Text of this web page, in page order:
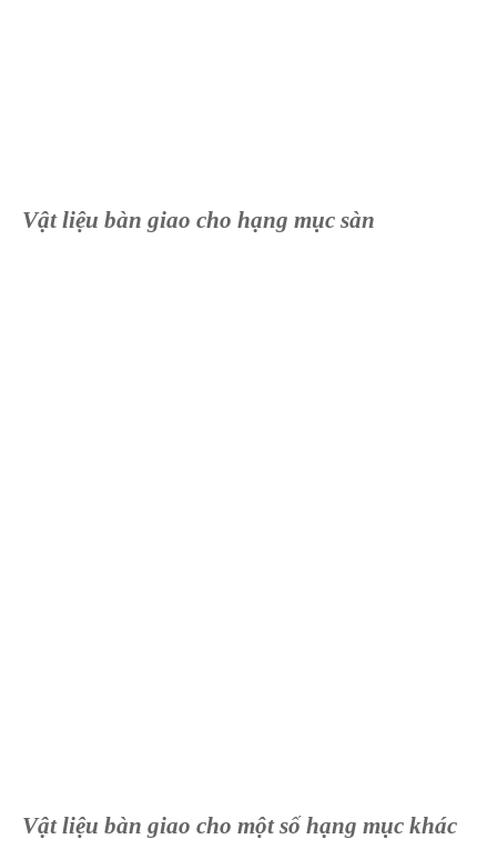
Vật liệu bàn giao cho hạng mục sàn
Vật liệu bàn giao cho một số hạng mục khác